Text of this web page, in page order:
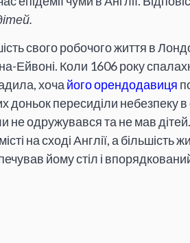
свого робочого життя в
Ейвоні. Коли 1606 року
хоча його орендодавиця
пересиділи небезпеку в
не одружувався та не мав
на сході Англії, а більшість
йому стіл і